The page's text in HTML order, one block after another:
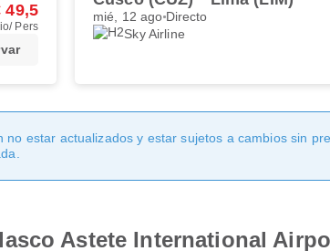
49,5
Pers
mié, 12 ago Directo
Sky Airline
estar actualizados y estar sujetos a cambios sin
Astete International